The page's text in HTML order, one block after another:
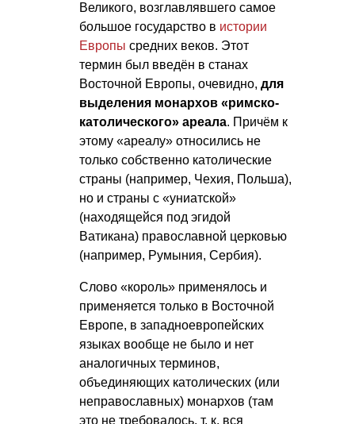
Великого, возглавлявшего самое
большое государство в истории
Европы средних веков. Этот
термин был введён в станах
Восточной Европы, очевидно, для
выделения монархов «римско-
католического» ареала. Причём к
этому «ареалу» относились не
только собственно католические
страны (например, Чехия, Польша),
но и страны с «униатской»
(находящейся под эгидой
Ватикана) православной церковью
(например, Румыния, Сербия).
Слово «король» применялось и
применяется только в Восточной
Европе, в западноевропейских
языках вообще не было и нет
аналогичных терминов,
объединяющих католических (или
неправославных) монархов (там
это не требовалось, т. к. вся